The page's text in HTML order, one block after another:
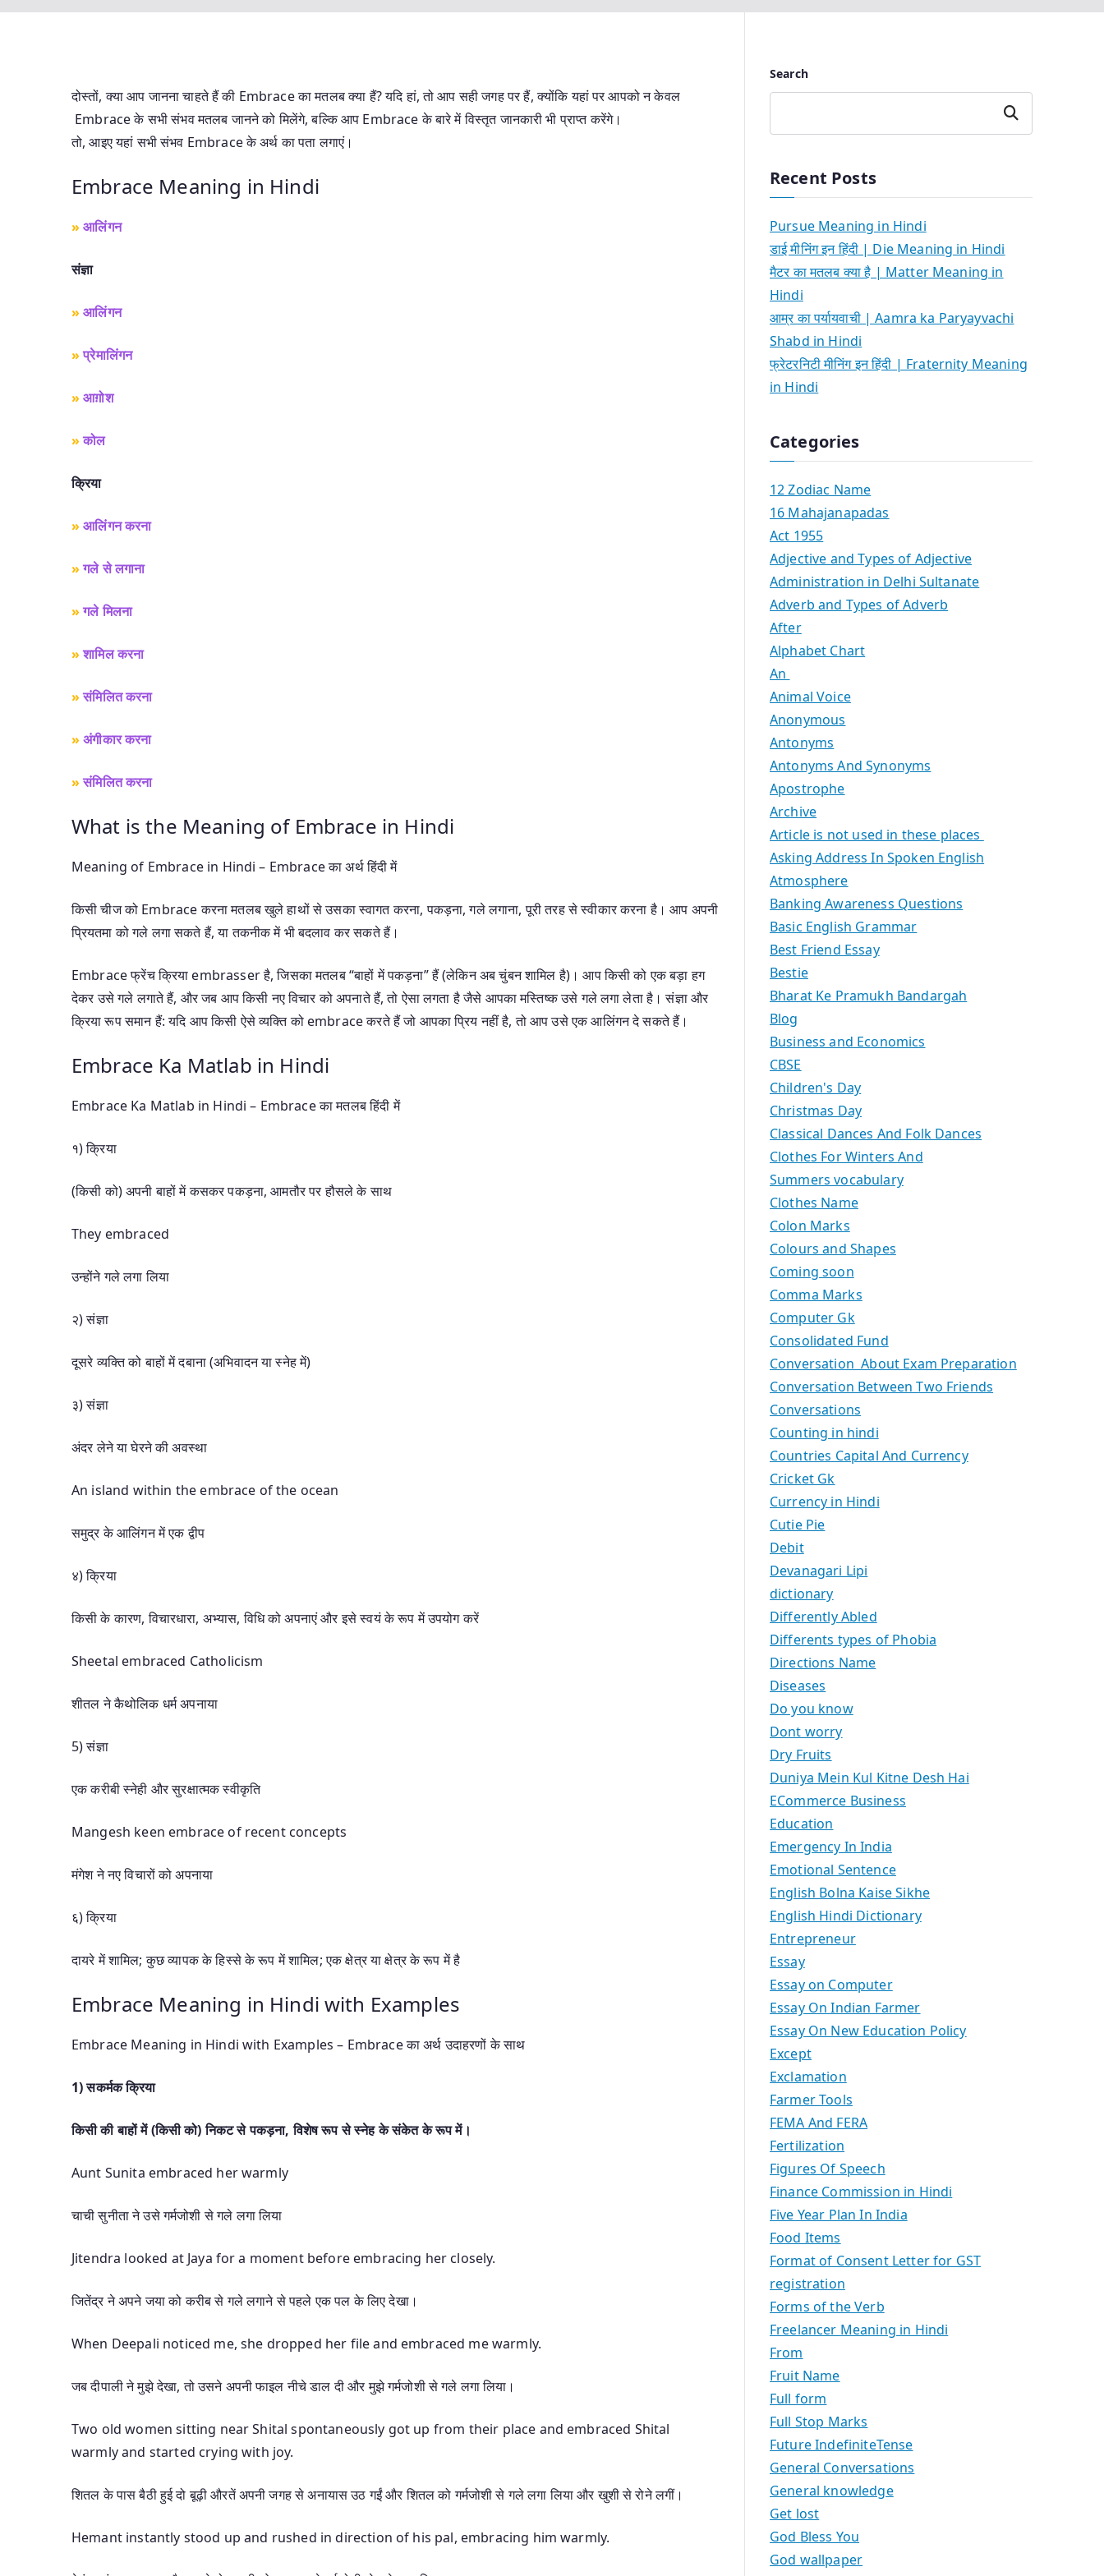
दोस्तों, क्या आप जानना चाहते हैं की Embrace का मतलब क्या हैं? यदि हां, तो आप सही जगह पर हैं, क्योंकि यहां पर आपको न केवल
Embrace के सभी संभव मतलब जानने को मिलेंगे, बल्कि आप Embrace के बारे में विस्तृत जानकारी भी प्राप्त करेंगे।
तो, आइए यहां सभी संभव Embrace के अर्थ का पता लगाएं।
Embrace Meaning in Hindi
»आलिंगन
संज्ञा
»आलिंगन
»प्रेमालिंगन
»आग़ोश
»कोल
क्रिया
»आलिंगन करना
»गले से लगाना
»गले मिलना
»शामिल करना
»संमिलित करना
»अंगीकार करना
»संमिलित करना
What is the Meaning of Embrace in Hindi
Meaning of Embrace in Hindi – Embrace का अर्थ हिंदी में
किसी चीज को Embrace करना मतलब खुले हाथों से उसका स्वागत करना, पकड़ना, गले लगाना, पूरी तरह से स्वीकार करना है। आप अपनी
प्रियतमा को गले लगा सकते हैं, या तकनीक में भी बदलाव कर सकते हैं।
Embrace फ्रेंच क्रिया embrasser है, जिसका मतलब “बाहों में पकड़ना” हैं (लेकिन अब चुंबन शामिल है)। आप किसी को एक बड़ा हग
देकर उसे गले लगाते हैं, और जब आप किसी नए विचार को अपनाते हैं, तो ऐसा लगता है जैसे आपका मस्तिष्क उसे गले लगा लेता है। संज्ञा और
क्रिया रूप समान हैं: यदि आप किसी ऐसे व्यक्ति को embrace करते हैं जो आपका प्रिय नहीं है, तो आप उसे एक आलिंगन दे सकते हैं।
Embrace Ka Matlab in Hindi
Embrace Ka Matlab in Hindi – Embrace का मतलब हिंदी में
१) क्रिया
(किसी को) अपनी बाहों में कसकर पकड़ना, आमतौर पर हौसले के साथ
They embraced
उन्होंने गले लगा लिया
२) संज्ञा
दूसरे व्यक्ति को बाहों में दबाना (अभिवादन या स्नेह में)
३) संज्ञा
अंदर लेने या घेरने की अवस्था
An island within the embrace of the ocean
समुद्र के आलिंगन में एक द्वीप
४) क्रिया
किसी के कारण, विचारधारा, अभ्यास, विधि को अपनाएं और इसे स्वयं के रूप में उपयोग करें
Sheetal embraced Catholicism
शीतल ने कैथोलिक धर्म अपनाया
5) संज्ञा
एक करीबी स्नेही और सुरक्षात्मक स्वीकृति
Mangesh keen embrace of recent concepts
मंगेश ने नए विचारों को अपनाया
६) क्रिया
दायरे में शामिल; कुछ व्यापक के हिस्से के रूप में शामिल; एक क्षेत्र या क्षेत्र के रूप में है
Embrace Meaning in Hindi with Examples
Embrace Meaning in Hindi with Examples – Embrace का अर्थ उदाहरणों के साथ
1) सकर्मक क्रिया
किसी की बाहों में (किसी को) निकट से पकड़ना, विशेष रूप से स्नेह के संकेत के रूप में।
Aunt Sunita embraced her warmly
चाची सुनीता ने उसे गर्मजोशी से गले लगा लिया
Jitendra looked at Jaya for a moment before embracing her closely.
जितेंद्र ने अपने जया को करीब से गले लगाने से पहले एक पल के लिए देखा।
When Deepali noticed me, she dropped her file and embraced me warmly.
जब दीपाली ने मुझे देखा, तो उसने अपनी फाइल नीचे डाल दी और मुझे गर्मजोशी से गले लगा लिया।
Two old women sitting near Shital spontaneously got up from their place and embraced Shital
warmly and started crying with joy.
शितल के पास बैठी हुई दो बूढ़ी औरतें अपनी जगह से अनायास उठ गईं और शितल को गर्मजोशी से गले लगा लिया और खुशी से रोने लगीं।
Hemant instantly stood up and rushed in direction of his pal, embracing him warmly.
Search
Search
Recent Posts
Pursue Meaning in Hindi
डाई मीनिंग इन हिंदी | Die Meaning in Hindi
मैटर का मतलब क्या है | Matter Meaning in
Hindi
आम्र का पर्यायवाची | Aamra ka Paryayvachi
Shabd in Hindi
फ्रेटरनिटी मीनिंग इन हिंदी | Fraternity Meaning
in Hindi
Categories
12 Zodiac Name
16 Mahajanapadas
Act 1955
Adjective and Types of Adjective
Administration in Delhi Sultanate
Adverb and Types of Adverb
After
Alphabet Chart
An
Animal Voice
Anonymous
Antonyms
Antonyms And Synonyms
Apostrophe
Archive
Article is not used in these places
Asking Address In Spoken English
Atmosphere
Banking Awareness Questions
Basic English Grammar
Best Friend Essay
Bestie
Bharat Ke Pramukh Bandargah
Blog
Business and Economics
CBSE
Children's Day
Christmas Day
Classical Dances And Folk Dances
Clothes For Winters And
Summers vocabulary
Clothes Name
Colon Marks
Colours and Shapes
Coming soon
Comma Marks
Computer Gk
Consolidated Fund
Conversation About Exam Preparation
Conversation Between Two Friends
Conversations
Counting in hindi
Countries Capital And Currency
Cricket Gk
Currency in Hindi
Cutie Pie
Debit
Devanagari Lipi
dictionary
Differently Abled
Differents types of Phobia
Directions Name
Diseases
Do you know
Dont worry
Dry Fruits
Duniya Mein Kul Kitne Desh Hai
ECommerce Business
Education
Emergency In India
Emotional Sentence
English Bolna Kaise Sikhe
English Hindi Dictionary
Entrepreneur
Essay
Essay on Computer
Essay On Indian Farmer
Essay On New Education Policy
Except
Exclamation
Farmer Tools
FEMA And FERA
Fertilization
Figures Of Speech
Finance Commission in Hindi
Five Year Plan In India
Food Items
Format of Consent Letter for GST
registration
Forms of the Verb
Freelancer Meaning in Hindi
From
Fruit Name
Full form
Full Stop Marks
Future IndefiniteTense
General Conversations
General knowledge
Get lost
God Bless You
God wallpaper